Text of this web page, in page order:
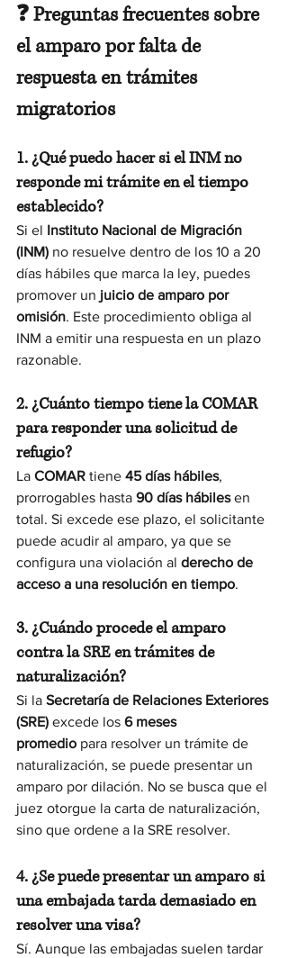
❓ Preguntas frecuentes sobre
el amparo por falta de
respuesta en trámites
migratorios
1. ¿Qué puedo hacer si el INM no
responde mi trámite en el tiempo
establecido?
Si el Instituto Nacional de Migración
(INM) no resuelve dentro de los 10 a 20
días hábiles que marca la ley, puedes
promover un juicio de amparo por
omisión. Este procedimiento obliga al
INM a emitir una respuesta en un plazo
razonable.
2. ¿Cuánto tiempo tiene la COMAR
para responder una solicitud de
refugio?
La COMAR tiene 45 días hábiles,
prorrogables hasta 90 días hábiles en
total. Si excede ese plazo, el solicitante
puede acudir al amparo, ya que se
configura una violación al derecho de
acceso a una resolución en tiempo.
3. ¿Cuándo procede el amparo
contra la SRE en trámites de
naturalización?
Si la Secretaría de Relaciones Exteriores
(SRE) excede los 6 meses
promedio para resolver un trámite de
naturalización, se puede presentar un
amparo por dilación. No se busca que el
juez otorgue la carta de naturalización,
sino que ordene a la SRE resolver.
4. ¿Se puede presentar un amparo si
una embajada tarda demasiado en
resolver una visa?
Sí. Aunque las embajadas suelen tardar